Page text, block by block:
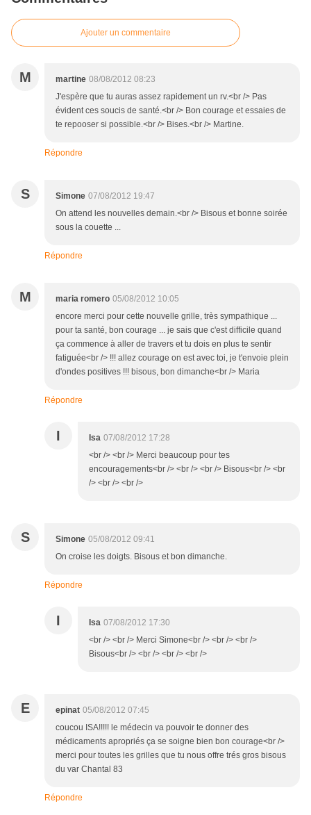
Ajouter un commentaire
M martine 08/08/2012 08:23
J'espère que tu auras assez rapidement un rv.<br /> Pas
évident ces soucis de santé.<br /> Bon courage et essaies de
te repooser si possible.<br /> Bises.<br /> Martine.
Répondre
S Simone 07/08/2012 19:47
On attend les nouvelles demain.<br /> Bisous et bonne soirée
sous la couette ...
Répondre
M maria romero 05/08/2012 10:05
encore merci pour cette nouvelle grille, très sympathique ...
pour ta santé, bon courage ... je sais que c'est difficile quand
ça commence à aller de travers et tu dois en plus te sentir
fatiguée<br /> !!! allez courage on est avec toi, je t'envoie plein
d'ondes positives !!! bisous, bon dimanche<br /> Maria
Répondre
I Isa 07/08/2012 17:28
<br /> <br /> Merci beaucoup pour tes
encouragements<br /> <br /> <br /> Bisous<br /> <br
/> <br /> <br />
S Simone 05/08/2012 09:41
On croise les doigts. Bisous et bon dimanche.
Répondre
I Isa 07/08/2012 17:30
<br /> <br /> Merci Simone<br /> <br /> <br />
Bisous<br /> <br /> <br /> <br />
E epinat 05/08/2012 07:45
coucou ISA!!!!! le médecin va pouvoir te donner des
médicaments apropriés ça se soigne bien bon courage<br />
merci pour toutes les grilles que tu nous offre trés gros bisous
du var Chantal 83
Répondre